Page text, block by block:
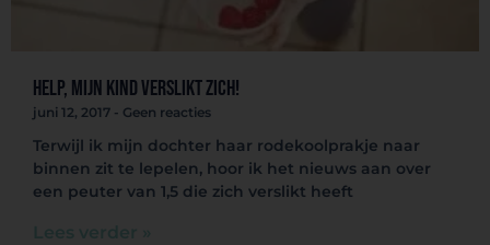
Help, mijn kind verslikt zich!
juni 12, 2017 Geen reacties
Terwijl ik mijn dochter haar rodekoolprakje naar
binnen zit te lepelen, hoor ik het nieuws aan over
een peuter van 1,5 die zich verslikt heeft